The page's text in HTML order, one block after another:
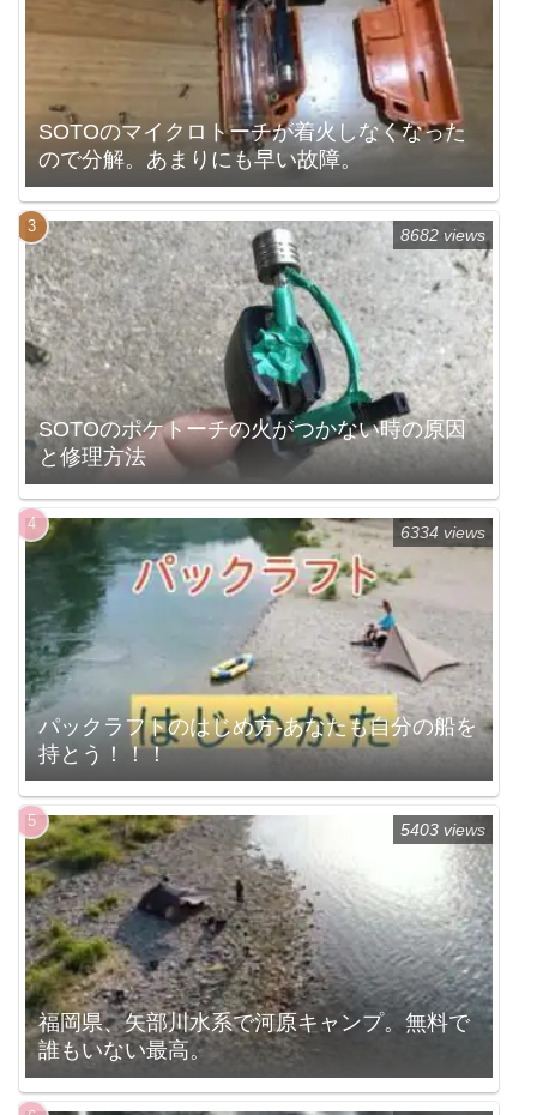
SOTOのマイクロトーチが着火しなくなった
ので分解。あまりにも早い故障。
SOTOのポケトーチの火がつかない時の原因
と修理方法
8682 views
パックラフトのはじめ方-あなたも自分の船を
持とう！！！
6334 views
福岡県、矢部川水系で河原キャンプ。無料で
誰もいない最高。
5403 views